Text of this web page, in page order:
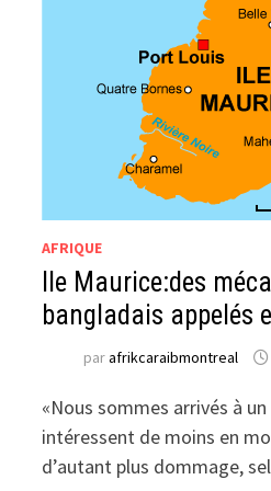
AFRIQUE
Ile Maurice:des
bangladais appelés
parafrikcaraibmontreal
«Nous sommes arrivés à
intéressent de moins en
d’autant plus dommage,